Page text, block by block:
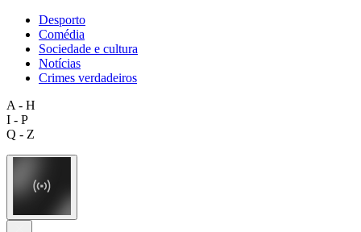
Desporto
Comédia
Sociedade e cultura
Notícias
Crimes verdadeiros
A - H
I - P
Q - Z